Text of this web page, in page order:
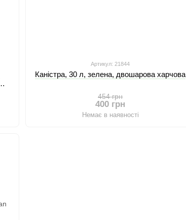
Артикул: 21844
Каністра, 30 л, зелена, двошарова харчова
454 грн
400 грн
Немає в наявності